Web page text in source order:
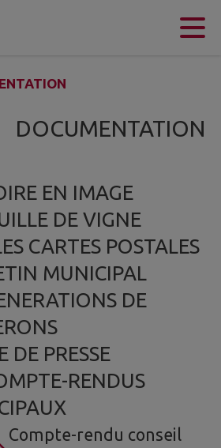
DOCUMENTATION
EN IMAGE
DE VIGNE
CARTES POSTALES
MUNICIPAL
DE
DE PRESSE
RENDUS
Compte-rendu conseil